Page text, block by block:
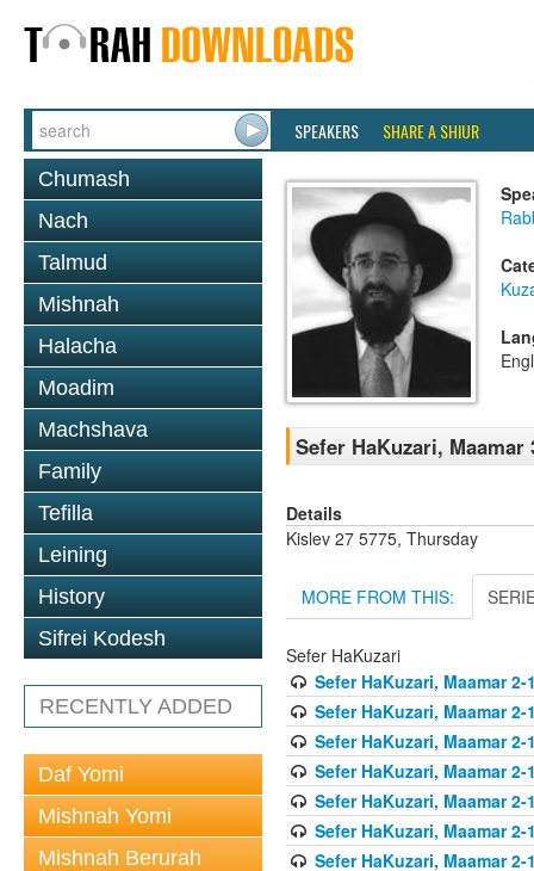
SPEAKERS SHARE A SHIUR
Chumash
Nach
Talmud
Mishnah
Halacha
Moadim
Machshava
Family
Tefilla
Leining
History
Sifrei Kodesh
RECENTLY ADDED
Daf Yomi
Mishnah Yomi
Mishnah Berurah
Sefer HaKuzari, Maamar
Details
Kislev 27 5775, Thursday
MORE FROM THIS:
Sefer HaKuzari
Sefer HaKuzari, Maamar 2-
Sefer HaKuzari, Maamar 2-
Sefer HaKuzari, Maamar 2-
Sefer HaKuzari, Maamar 2-
Sefer HaKuzari, Maamar 2-
Sefer HaKuzari, Maamar 2-
Sefer HaKuzari, Maamar 2-